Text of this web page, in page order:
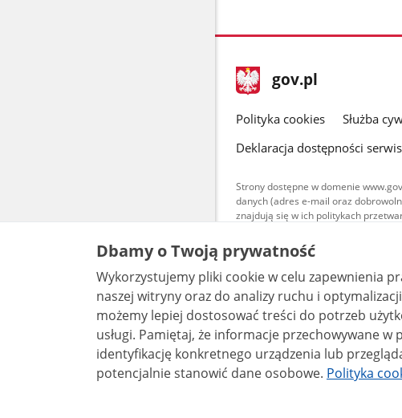
stopka
gov.pl Strona
gov.pl
gov.pl
Polityka cookies Służba
Deklaracja dostępności
Strony dostępne w domenie
danych (adres e-mail oraz
znajdują się w ich politykach
Treści tekstowe
udostępniane na
warunkach 4.0 (CC
są udostępniane na
bez utworów
Dbamy o Twoją prywatność
Wykorzystujemy pliki cookie w celu zapewnienia
naszej witryny oraz do analizy ruchu i optymalizacji
możemy lepiej dostosować treści do potrzeb
usługi. Pamiętaj, że informacje przechowywane w plikach cookie mogą pozwalać na
identyfikację konkretnego urządzenia lub
potencjalnie stanowić dane osobowe. Polityka